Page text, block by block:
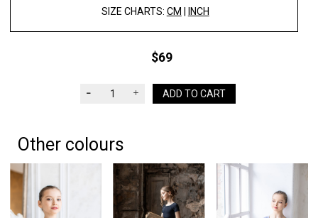
SIZE CHARTS: CM INCH
$69
ADD TO CART
Other colours